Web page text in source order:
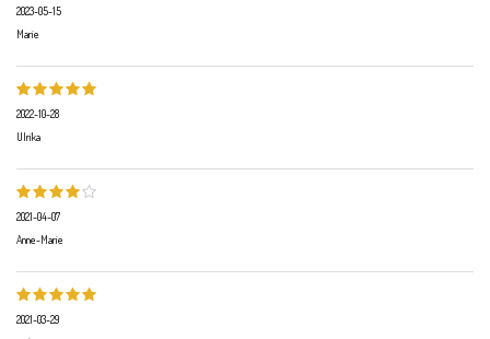
2023-05-15
Marie
2022-10-28
Ulrika
2021-04-07
Anne-Marie
2021-03-29